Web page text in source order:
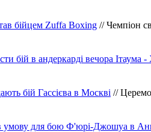
бійцем Zuffa Boxing // Чемпіон
бій в андеркарді вечора Ітаума
бій Гассієва в Москві //
для бою Ф'юрі-Джошуа в